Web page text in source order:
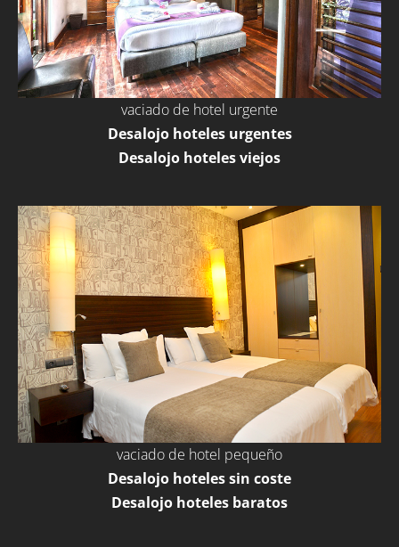
vaciado de hotel urgente
Desalojo hoteles urgentes
Desalojo hoteles viejos
vaciado de hotel pequeño
Desalojo hoteles sin coste
Desalojo hoteles baratos